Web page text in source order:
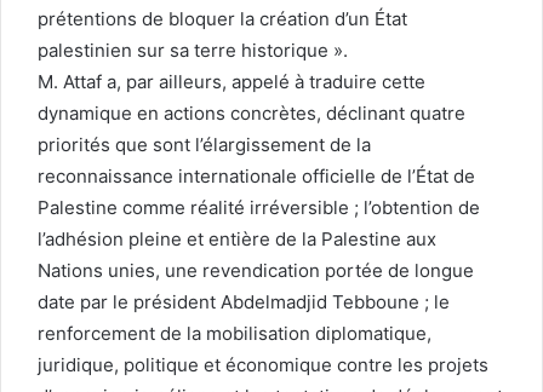
prétentions de bloquer la création d’un État
palestinien sur sa terre historique ».
M. Attaf a, par ailleurs, appelé à traduire cette
dynamique en actions concrètes, déclinant quatre
priorités que sont l’élargissement de la
reconnaissance internationale officielle de l’État de
Palestine comme réalité irréversible ; l’obtention de
l’adhésion pleine et entière de la Palestine aux
Nations unies, une revendication portée de longue
date par le président Abdelmadjid Tebboune ; le
renforcement de la mobilisation diplomatique,
juridique, politique et économique contre les projets